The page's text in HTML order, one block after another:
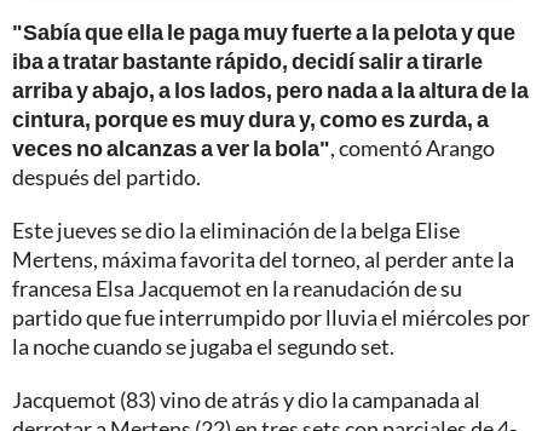
"Sabía que ella le paga muy fuerte a la pelota y que
iba a tratar bastante rápido, decidí salir a tirarle
arriba y abajo, a los lados, pero nada a la altura de la
cintura, porque es muy dura y, como es zurda, a
veces no alcanzas a ver la bola", comentó Arango
después del partido.
Este jueves se dio la eliminación de la belga Elise
Mertens, máxima favorita del torneo, al perder ante la
francesa Elsa Jacquemot en la reanudación de su
partido que fue interrumpido por lluvia el miércoles por
la noche cuando se jugaba el segundo set.
Jacquemot (83) vino de atrás y dio la campanada al